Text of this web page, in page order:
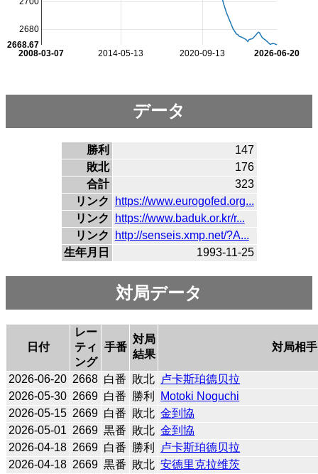
2014-05-13 2020-09-13
2008-03-07 2026-06-20
2680
2668.67
データ
勝利
147
敗北
176
合計
323
リンク
https://www.eurogofed.org...
リンク
https://www.baduk.or.kr/r...
リンク
http://senseis.xmp.net/?A...
生年月日
1993-11-25
対局データ
日付
レー
ティ
ング
手番
対局
結果
対局相手
2026-06-20 2668 白番 敗北 卢卡斯珀德贝拉
2026-05-30 2669 白番 勝利
Motoki Noguchi
2026-05-15 2669 白番 敗北 金到協
2026-05-01 2669 黒番 敗北 金到協
2026-04-18 2669 白番 勝利
卢卡斯珀德贝拉
2026-04-18 2669 黒番 敗北 安德里克拉维茨